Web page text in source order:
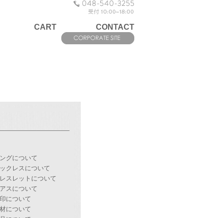
CONTACT
CART
グについて
クレスについて
スレットについて
スについて
について
について